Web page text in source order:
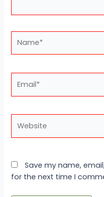
Save my name,
for the next time I